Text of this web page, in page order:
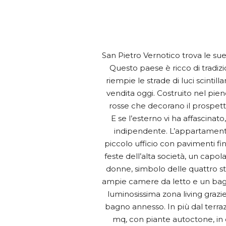
San Pietro Vernotico trova le
Questo paese è ricco di
riempie le strade di luci
vendita oggi. Costruito nel
rosse che decorano il
E se l’esterno vi ha
indipendente.
piccolo ufficio con pavimenti
feste dell’alta società, un
donne, simbolo delle quattro
ampie camere da letto e un
luminosissima zona living
bagno annesso. In più dal
mq, con piante autoctone, in